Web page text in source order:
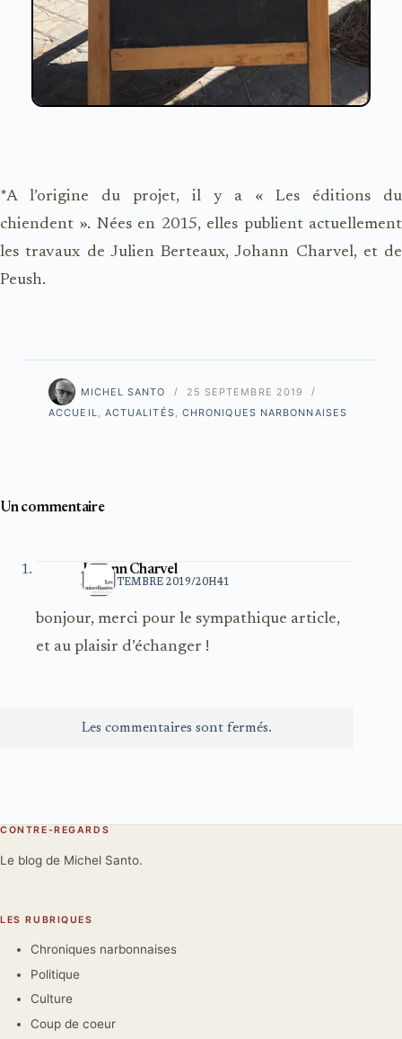
*A l’origine du projet, il y a « Les éditions du
chiendent ». Nées en 2015, elles publient actuellement
les travaux de Julien Berteaux, Johann Charvel, et de
Peush.
MICHEL SANTO
25 SEPTEMBRE 2019
ACCUEIL
ACTUALITÉS CHRONIQUES NARBONNAISES
Un commentaire
Johann Charvel
30 SEPTEMBRE 2019/20H41
bonjour, merci pour le sympathique article,
et au plaisir d’échanger !
Les commentaires sont fermés.
CONTRE-REGARDS
Le blog de Michel Santo.
LES RUBRIQUES
Chroniques narbonnaises
Politique
Culture
Coup de coeur